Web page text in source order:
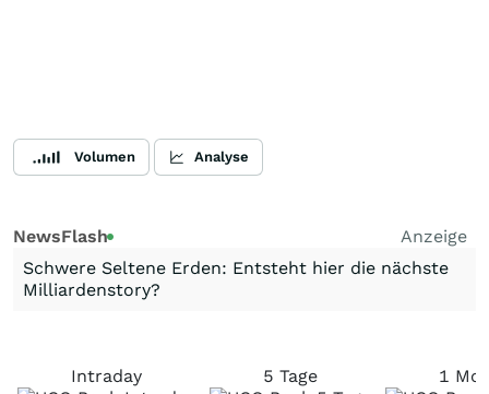
Volumen Analyse
NewsFlash
Anzeige
Schwere Seltene Erden: Entsteht hier die nächste
Milliardenstory?
Intraday 5 Tage 1